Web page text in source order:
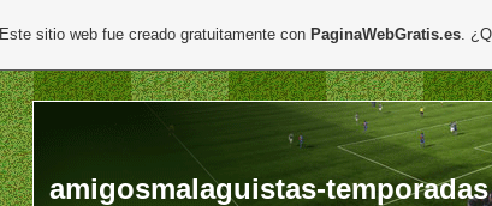
amigosmalaguistas-temporadas
Este sitio web fue creado gratuitamente con PaginaWebGratis.es.